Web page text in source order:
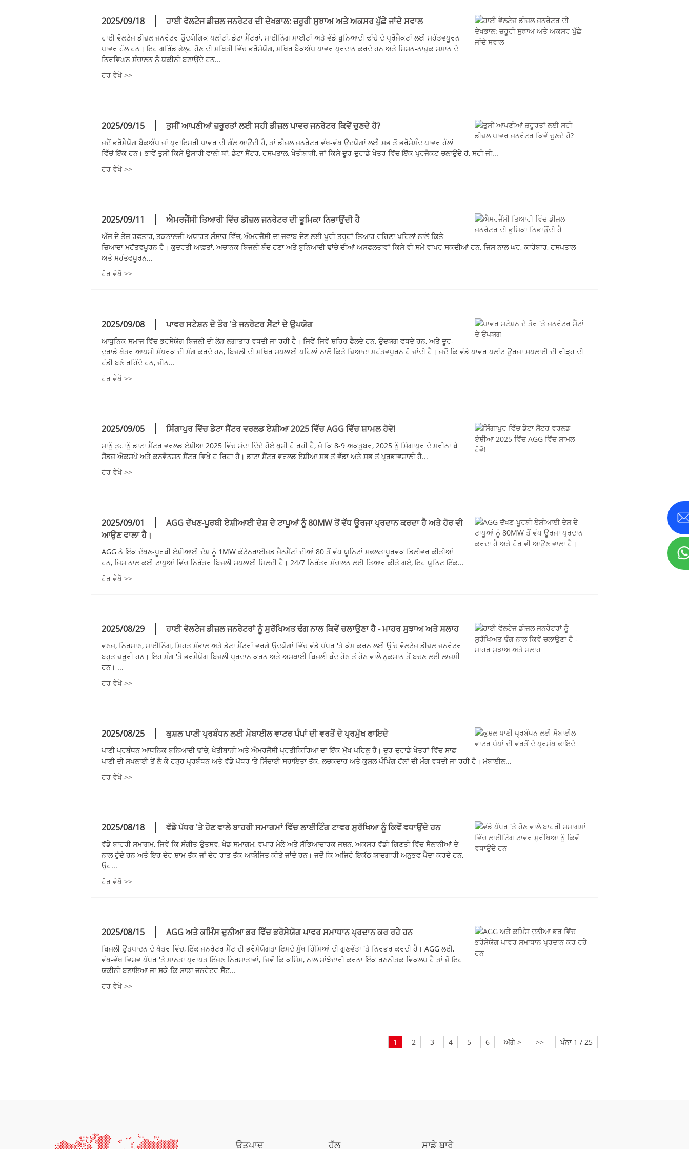
2025/09/18 ਹਾਈ ਵੋਲਟੇਜ ਡੀਜ਼ਲ ਜਨਰੇਟਰ ਦੀ ਦੇਖਭਾਲ: ਜ਼ਰੂਰੀ ਸੁਝਾਅ ਅਤੇ ਅਕਸਰ ਪੁੱਛੇ ਜਾਂਦੇ ਸਵਾਲ
ਹਾਈ ਵੋਲਟੇਜ ਡੀਜ਼ਲ ਜਨਰੇਟਰ ਉਦਯੋਗਿਕ ਪਲਾਂਟਾਂ, ਡੇਟਾ ਸੈਂਟਰਾਂ, ਮਾਈਨਿੰਗ ਸਾਈਟਾਂ ਅਤੇ ਵੱਡੇ ਬੁਨਿਆਦੀ ਢਾਂਚੇ ਦੇ ਪ੍ਰੋਜੈਕਟਾਂ ਲਈ ਮਹੱਤਵਪੂਰਨ
ਪਾਵਰ ਹੱਲ ਹਨ। ਇਹ ਗਰਿੱਡ ਫੇਲ੍ਹ ਹੋਣ ਦੀ ਸਥਿਤੀ ਵਿੱਚ ਭਰੋਸੇਯੋਗ, ਸਥਿਰ ਬੈਕਅੱਪ ਪਾਵਰ ਪ੍ਰਦਾਨ ਕਰਦੇ ਹਨ ਅਤੇ ਮਿਸ਼ਨ-ਨਾਜ਼ੁਕ ਸਮਾਨ ਦੇ
ਨਿਰਵਿਘਨ ਸੰਚਾਲਨ ਨੂੰ ਯਕੀਨੀ ਬਣਾਉਂਦੇ ਹਨ...
ਹੋਰ ਵੇਖੋ >>
2025/09/15 ਤੁਸੀਂ ਆਪਣੀਆਂ ਜ਼ਰੂਰਤਾਂ ਲਈ ਸਹੀ ਡੀਜ਼ਲ ਪਾਵਰ ਜਨਰੇਟਰ ਕਿਵੇਂ ਚੁਣਦੇ ਹੋ?
ਜਦੋਂ ਭਰੋਸੇਯੋਗ ਬੈਕਅੱਪ ਜਾਂ ਪ੍ਰਾਇਮਰੀ ਪਾਵਰ ਦੀ ਗੱਲ ਆਉਂਦੀ ਹੈ, ਤਾਂ ਡੀਜ਼ਲ ਜਨਰੇਟਰ ਵੱਖ-ਵੱਖ ਉਦਯੋਗਾਂ ਲਈ ਸਭ ਤੋਂ ਭਰੋਸੇਮੰਦ ਪਾਵਰ ਹੱਲਾਂ
ਵਿੱਚੋਂ ਇੱਕ ਹਨ। ਭਾਵੇਂ ਤੁਸੀਂ ਕਿਸੇ ਉਸਾਰੀ ਵਾਲੀ ਥਾਂ, ਡੇਟਾ ਸੈਂਟਰ, ਹਸਪਤਾਲ, ਖੇਤੀਬਾੜੀ, ਜਾਂ ਕਿਸੇ ਦੂਰ-ਦੁਰਾਡੇ ਖੇਤਰ ਵਿੱਚ ਇੱਕ ਪ੍ਰੋਜੈਕਟ ਚਲਾਉਂਦੇ ਹੋ, ਸਹੀ ਜੀ...
ਹੋਰ ਵੇਖੋ >>
2025/09/11 ਐਮਰਜੈਂਸੀ ਤਿਆਰੀ ਵਿੱਚ ਡੀਜ਼ਲ ਜਨਰੇਟਰ ਦੀ ਭੂਮਿਕਾ ਨਿਭਾਉਂਦੀ ਹੈ
ਅੱਜ ਦੇ ਤੇਜ਼ ਰਫ਼ਤਾਰ, ਤਕਨਾਲੋਜੀ-ਅਧਾਰਤ ਸੰਸਾਰ ਵਿੱਚ, ਐਮਰਜੈਂਸੀ ਦਾ ਜਵਾਬ ਦੇਣ ਲਈ ਪੂਰੀ ਤਰ੍ਹਾਂ ਤਿਆਰ ਰਹਿਣਾ ਪਹਿਲਾਂ ਨਾਲੋਂ ਕਿਤੇ
ਜ਼ਿਆਦਾ ਮਹੱਤਵਪੂਰਨ ਹੈ। ਕੁਦਰਤੀ ਆਫ਼ਤਾਂ, ਅਚਾਨਕ ਬਿਜਲੀ ਬੰਦ ਹੋਣਾ ਅਤੇ ਬੁਨਿਆਦੀ ਢਾਂਚੇ ਦੀਆਂ ਅਸਫਲਤਾਵਾਂ ਕਿਸੇ ਵੀ ਸਮੇਂ ਵਾਪਰ ਸਕਦੀਆਂ ਹਨ, ਜਿਸ ਨਾਲ ਘਰ, ਕਾਰੋਬਾਰ, ਹਸਪਤਾਲ
ਅਤੇ ਮਹੱਤਵਪੂਰਨ...
ਹੋਰ ਵੇਖੋ >>
2025/09/08 ਪਾਵਰ ਸਟੇਸ਼ਨ ਦੇ ਤੌਰ 'ਤੇ ਜਨਰੇਟਰ ਸੈੱਟਾਂ ਦੇ ਉਪਯੋਗ
ਆਧੁਨਿਕ ਸਮਾਜ ਵਿੱਚ ਭਰੋਸੇਯੋਗ ਬਿਜਲੀ ਦੀ ਲੋੜ ਲਗਾਤਾਰ ਵਧਦੀ ਜਾ ਰਹੀ ਹੈ। ਜਿਵੇਂ-ਜਿਵੇਂ ਸ਼ਹਿਰ ਫੈਲਦੇ ਹਨ, ਉਦਯੋਗ ਵਧਦੇ ਹਨ, ਅਤੇ ਦੂਰ-
ਦੁਰਾਡੇ ਖੇਤਰ ਆਪਸੀ ਸੰਪਰਕ ਦੀ ਮੰਗ ਕਰਦੇ ਹਨ, ਬਿਜਲੀ ਦੀ ਸਥਿਰ ਸਪਲਾਈ ਪਹਿਲਾਂ ਨਾਲੋਂ ਕਿਤੇ ਜ਼ਿਆਦਾ ਮਹੱਤਵਪੂਰਨ ਹੋ ਜਾਂਦੀ ਹੈ। ਜਦੋਂ ਕਿ ਵੱਡੇ ਪਾਵਰ ਪਲਾਂਟ ਊਰਜਾ ਸਪਲਾਈ ਦੀ ਰੀੜ੍ਹ ਦੀ
ਹੱਡੀ ਬਣੇ ਰਹਿੰਦੇ ਹਨ, ਜੀਨ...
ਹੋਰ ਵੇਖੋ >>
2025/09/05 ਸਿੰਗਾਪੁਰ ਵਿੱਚ ਡੇਟਾ ਸੈਂਟਰ ਵਰਲਡ ਏਸ਼ੀਆ 2025 ਵਿੱਚ AGG ਵਿੱਚ ਸ਼ਾਮਲ ਹੋਵੋ!
ਸਾਨੂੰ ਤੁਹਾਨੂੰ ਡਾਟਾ ਸੈਂਟਰ ਵਰਲਡ ਏਸ਼ੀਆ 2025 ਵਿੱਚ ਸੱਦਾ ਦਿੰਦੇ ਹੋਏ ਖੁਸ਼ੀ ਹੋ ਰਹੀ ਹੈ, ਜੋ ਕਿ 8-9 ਅਕਤੂਬਰ, 2025 ਨੂੰ ਸਿੰਗਾਪੁਰ ਦੇ ਮਰੀਨਾ ਬੇ
ਸੈਂਡਜ਼ ਐਕਸਪੋ ਅਤੇ ਕਨਵੈਨਸ਼ਨ ਸੈਂਟਰ ਵਿਖੇ ਹੋ ਰਿਹਾ ਹੈ। ਡਾਟਾ ਸੈਂਟਰ ਵਰਲਡ ਏਸ਼ੀਆ ਸਭ ਤੋਂ ਵੱਡਾ ਅਤੇ ਸਭ ਤੋਂ ਪ੍ਰਭਾਵਸ਼ਾਲੀ ਹੈ...
ਹੋਰ ਵੇਖੋ >>
2025/09/01
AGG ਦੱਖਣ-ਪੂਰਬੀ ਏਸ਼ੀਆਈ ਦੇਸ਼ ਦੇ ਟਾਪੂਆਂ ਨੂੰ 80MW ਤੋਂ ਵੱਧ ਊਰਜਾ ਪ੍ਰਦਾਨ ਕਰਦਾ ਹੈ ਅਤੇ ਹੋਰ ਵੀ
ਆਉਣ ਵਾਲਾ ਹੈ।
AGG ਨੇ ਇੱਕ ਦੱਖਣ-ਪੂਰਬੀ ਏਸ਼ੀਆਈ ਦੇਸ਼ ਨੂੰ 1MW ਕੰਟੇਨਰਾਈਜ਼ਡ ਜੈਨਸੈੱਟਾਂ ਦੀਆਂ 80 ਤੋਂ ਵੱਧ ਯੂਨਿਟਾਂ ਸਫਲਤਾਪੂਰਵਕ ਡਿਲੀਵਰ ਕੀਤੀਆਂ
ਹਨ, ਜਿਸ ਨਾਲ ਕਈ ਟਾਪੂਆਂ ਵਿੱਚ ਨਿਰੰਤਰ ਬਿਜਲੀ ਸਪਲਾਈ ਮਿਲਦੀ ਹੈ। 24/7 ਨਿਰੰਤਰ ਸੰਚਾਲਨ ਲਈ ਤਿਆਰ ਕੀਤੇ ਗਏ, ਇਹ ਯੂਨਿਟ ਇੱਕ...
ਹੋਰ ਵੇਖੋ >>
2025/08/29 ਹਾਈ ਵੋਲਟੇਜ ਡੀਜ਼ਲ ਜਨਰੇਟਰਾਂ ਨੂੰ ਸੁਰੱਖਿਅਤ ਢੰਗ ਨਾਲ ਕਿਵੇਂ ਚਲਾਉਣਾ ਹੈ - ਮਾਹਰ ਸੁਝਾਅ ਅਤੇ ਸਲਾਹ
ਵਣਜ, ਨਿਰਮਾਣ, ਮਾਈਨਿੰਗ, ਸਿਹਤ ਸੰਭਾਲ ਅਤੇ ਡੇਟਾ ਸੈਂਟਰਾਂ ਵਰਗੇ ਉਦਯੋਗਾਂ ਵਿੱਚ ਵੱਡੇ ਪੱਧਰ 'ਤੇ ਕੰਮ ਕਰਨ ਲਈ ਉੱਚ ਵੋਲਟੇਜ ਡੀਜ਼ਲ ਜਨਰੇਟਰ
ਬਹੁਤ ਜ਼ਰੂਰੀ ਹਨ। ਇਹ ਮੰਗ 'ਤੇ ਭਰੋਸੇਯੋਗ ਬਿਜਲੀ ਪ੍ਰਦਾਨ ਕਰਨ ਅਤੇ ਅਸਥਾਈ ਬਿਜਲੀ ਬੰਦ ਹੋਣ ਤੋਂ ਹੋਣ ਵਾਲੇ ਨੁਕਸਾਨ ਤੋਂ ਬਚਣ ਲਈ ਲਾਜ਼ਮੀ
ਹਨ। ...
ਹੋਰ ਵੇਖੋ >>
2025/08/25 ਕੁਸ਼ਲ ਪਾਣੀ ਪ੍ਰਬੰਧਨ ਲਈ ਮੋਬਾਈਲ ਵਾਟਰ ਪੰਪਾਂ ਦੀ ਵਰਤੋਂ ਦੇ ਪ੍ਰਮੁੱਖ ਫਾਇਦੇ
ਪਾਣੀ ਪ੍ਰਬੰਧਨ ਆਧੁਨਿਕ ਬੁਨਿਆਦੀ ਢਾਂਚੇ, ਖੇਤੀਬਾੜੀ ਅਤੇ ਐਮਰਜੈਂਸੀ ਪ੍ਰਤੀਕਿਰਿਆ ਦਾ ਇੱਕ ਮੁੱਖ ਪਹਿਲੂ ਹੈ। ਦੂਰ-ਦੁਰਾਡੇ ਖੇਤਰਾਂ ਵਿੱਚ ਸਾਫ਼
ਪਾਣੀ ਦੀ ਸਪਲਾਈ ਤੋਂ ਲੈ ਕੇ ਹੜ੍ਹ ਪ੍ਰਬੰਧਨ ਅਤੇ ਵੱਡੇ ਪੱਧਰ 'ਤੇ ਸਿੰਚਾਈ ਸਹਾਇਤਾ ਤੱਕ, ਲਚਕਦਾਰ ਅਤੇ ਕੁਸ਼ਲ ਪੰਪਿੰਗ ਹੱਲਾਂ ਦੀ ਮੰਗ ਵਧਦੀ ਜਾ ਰਹੀ ਹੈ। ਮੋਬਾਈਲ...
ਹੋਰ ਵੇਖੋ >>
2025/08/18 ਵੱਡੇ ਪੱਧਰ 'ਤੇ ਹੋਣ ਵਾਲੇ ਬਾਹਰੀ ਸਮਾਗਮਾਂ ਵਿੱਚ ਲਾਈਟਿੰਗ ਟਾਵਰ ਸੁਰੱਖਿਆ ਨੂੰ ਕਿਵੇਂ ਵਧਾਉਂਦੇ ਹਨ
ਵੱਡੇ ਬਾਹਰੀ ਸਮਾਗਮ, ਜਿਵੇਂ ਕਿ ਸੰਗੀਤ ਉਤਸਵ, ਖੇਡ ਸਮਾਗਮ, ਵਪਾਰ ਮੇਲੇ ਅਤੇ ਸੱਭਿਆਚਾਰਕ ਜਸ਼ਨ, ਅਕਸਰ ਵੱਡੀ ਗਿਣਤੀ ਵਿੱਚ ਸੈਲਾਨੀਆਂ ਦੇ
ਨਾਲ ਹੁੰਦੇ ਹਨ ਅਤੇ ਇਹ ਦੇਰ ਸ਼ਾਮ ਤੱਕ ਜਾਂ ਦੇਰ ਰਾਤ ਤੱਕ ਆਯੋਜਿਤ ਕੀਤੇ ਜਾਂਦੇ ਹਨ। ਜਦੋਂ ਕਿ ਅਜਿਹੇ ਇਕੱਠ ਯਾਦਗਾਰੀ ਅਨੁਭਵ ਪੈਦਾ ਕਰਦੇ ਹਨ,
ਉਹ...
ਹੋਰ ਵੇਖੋ >>
2025/08/15 AGG ਅਤੇ ਕਮਿੰਸ ਦੁਨੀਆ ਭਰ ਵਿੱਚ ਭਰੋਸੇਯੋਗ ਪਾਵਰ ਸਮਾਧਾਨ ਪ੍ਰਦਾਨ ਕਰ ਰਹੇ ਹਨ
ਬਿਜਲੀ ਉਤਪਾਦਨ ਦੇ ਖੇਤਰ ਵਿੱਚ, ਇੱਕ ਜਨਰੇਟਰ ਸੈੱਟ ਦੀ ਭਰੋਸੇਯੋਗਤਾ ਇਸਦੇ ਮੁੱਖ ਹਿੱਸਿਆਂ ਦੀ ਗੁਣਵੱਤਾ 'ਤੇ ਨਿਰਭਰ ਕਰਦੀ ਹੈ। AGG ਲਈ,
ਵੱਖ-ਵੱਖ ਵਿਸ਼ਵ ਪੱਧਰ 'ਤੇ ਮਾਨਤਾ ਪ੍ਰਾਪਤ ਇੰਜਣ ਨਿਰਮਾਤਾਵਾਂ, ਜਿਵੇਂ ਕਿ ਕਮਿੰਸ, ਨਾਲ ਸਾਂਝੇਦਾਰੀ ਕਰਨਾ ਇੱਕ ਰਣਨੀਤਕ ਵਿਕਲਪ ਹੈ ਤਾਂ ਜੋ ਇਹ
ਯਕੀਨੀ ਬਣਾਇਆ ਜਾ ਸਕੇ ਕਿ ਸਾਡਾ ਜਨਰੇਟਰ ਸੈੱਟ...
ਹੋਰ ਵੇਖੋ >>
1 2 3 4 5 6 ਅੱਗੇ > >> ਪੰਨਾ 1 / 25
ਉਤਪਾਦ ਹੱਲ ਸਾਡੇ ਬਾਰੇ